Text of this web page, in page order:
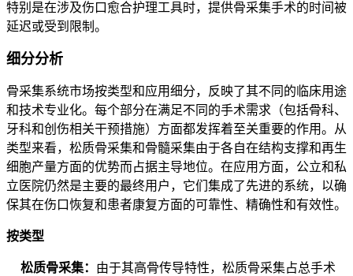
特别是在涉及伤口愈合护理工具时，提供骨采集手术的时间被
延迟或受到限制。
细分分析
骨采集系统市场按类型和应用细分，反映了其不同的临床用途
和技术专业化。每个部分在满足不同的手术需求（包括骨科、
牙科和创伤相关干预措施）方面都发挥着至关重要的作用。从
类型来看，松质骨采集和骨髓采集由于各自在结构支撑和再生
细胞产量方面的优势而占据主导地位。在应用方面，公立和私
立医院仍然是主要的最终用户，它们集成了先进的系统，以确
保其在伤口恢复和患者康复方面的可靠性、精确性和有效性。
按类型
松质骨采集： 由于其高骨传导特性，松质骨采集占总手术